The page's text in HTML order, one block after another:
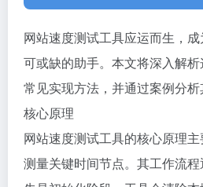
网站速度测试工具应运而生，
可或缺的助手。本文将深入解析
常见实现方法，并通过案例分析
核心原理
网站速度测试工具的核心原理
测量关键时间节点。其工作流